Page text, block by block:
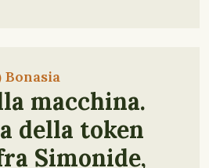
Bonasia
macchina.
della token
Simonide,